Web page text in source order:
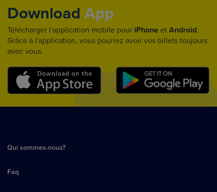
Download App
Télécharger l'application mobile pour iPhone et Android.
Grâce à l'application, vous pourrez avoir vos billets toujours
avec vous.
Qui sommes-nous?
Faq